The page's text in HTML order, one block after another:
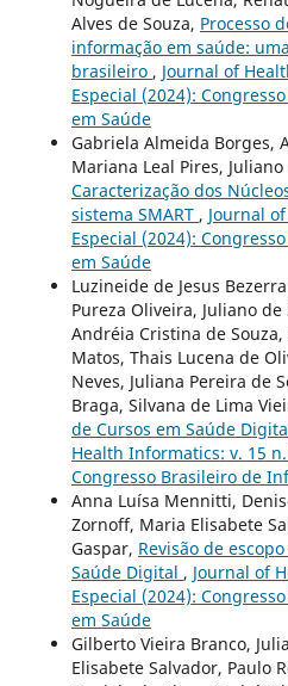
Alves de Souza, Processo
informação em saúde:
brasileiro , Journal of
Especial (2024):
em Saúde
Gabriela Almeida Borges,
Mariana Leal Pires,
Caracterização dos
sistema SMART , Journal
Especial (2024):
em Saúde
Luzineide de Jesus
Pureza Oliveira, Juliano
Andréia Cristina de
Matos, Thais Lucena de
Neves, Juliana Pereira de
Braga, Silvana de Lima
de Cursos em Saúde
Health Informatics: v. 15
Congresso Brasileiro de
Anna Luísa Mennitti,
Zornoff, Maria Elisabete
Gaspar, Revisão de
Saúde Digital , Journal of
Especial (2024):
em Saúde
Gilberto Vieira Branco,
Elisabete Salvador, Paulo